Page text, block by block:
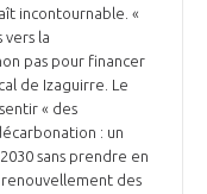
incontournable. «
vers la
pas pour financer
de Izaguirre. Le
« des
: un
sans prendre en
des